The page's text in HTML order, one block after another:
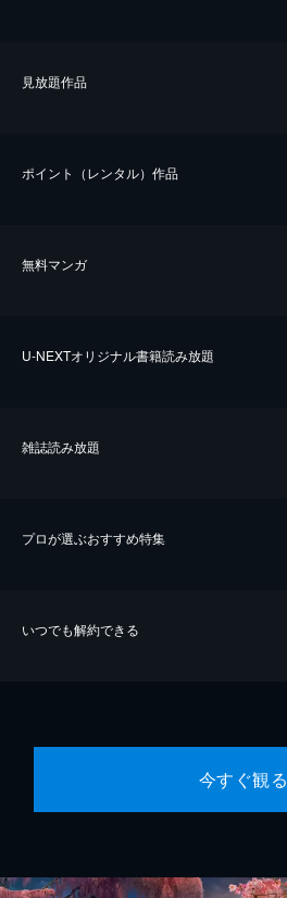
⾒放題作品
ポイント（レンタル）作品
無料マンガ
U-NEXTオリジナル書籍読み放題
雑誌読み放題
プロが選ぶおすすめ特集
いつでも解約できる
今すぐ観る